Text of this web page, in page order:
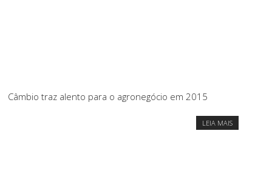
Câmbio traz alento para o agronegócio em 2015
LEIA MAIS